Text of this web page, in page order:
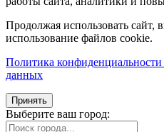
Продолжая использовать сайт,
использование файлов cookie.
Политика
данных
Принять
Выберите ваш город: